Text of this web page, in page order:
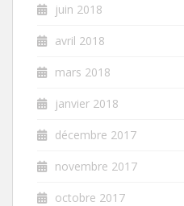
juin 2018
avril 2018
mars 2018
janvier 2018
décembre 2017
novembre 2017
octobre 2017